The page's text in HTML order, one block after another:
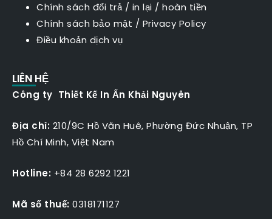
Chính sách đổi trả / in lại / hoàn tiền
Chính sách bảo mật / Privacy Policy
Điều khoản dịch vụ
LIÊN HỆ
Công ty Thiết Kế In Ấn Khải Nguyên
Địa chỉ: 210/9C Hồ Văn Huê, Phường Đức Nhuận, TP
Hồ Chí Minh, Việt Nam
Hotline: +84 28 6292 1221
Mã số thuế: 0318171127